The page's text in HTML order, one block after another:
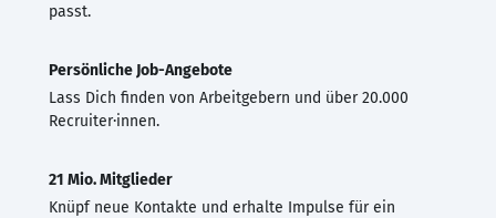
passt.
Persönliche Job-Angebote
Lass Dich finden von Arbeitgebern und über 20.000
Recruiter·innen.
21 Mio. Mitglieder
Knüpf neue Kontakte und erhalte Impulse für ein